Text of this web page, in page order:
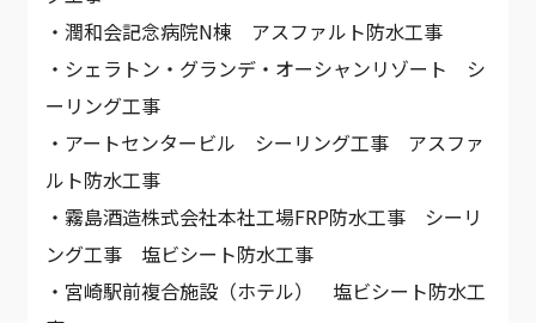
・潤和会記念病院N棟 アスファルト防水工事
・シェラトン・グランデ・オーシャンリゾート シ
ーリング工事
・アートセンタービル シーリング工事 アスファ
ルト防水工事
・霧島酒造株式会社本社工場FRP防水工事 シーリ
ング工事 塩ビシート防水工事
・宮崎駅前複合施設（ホテル） 塩ビシート防水工